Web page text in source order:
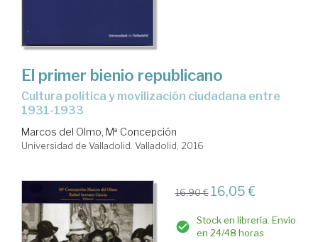
El primer bienio republicano
cultura política y movilización ciudadana entre
1931-1933
Marcos del Olmo, Mª Concepción
Universidad de Valladolid. Valladolid, 2016
16,90 € 16,05 €
Stock en librería. Envío
en 24/48 horas